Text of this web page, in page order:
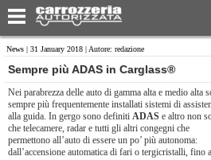
News | 31 January 2018 | Autore: redazione
Sempre più ADAS in Carglass®
Nei parabrezza delle auto di gamma alta e medio alta
sempre più frequentemente installati sistemi di
alla guida. In gergo sono definiti ADAS e altro non
che telecamere, radar e tutti gli altri congegni che
permettono all’auto di essere un po’ più autonoma:
dall’accensione automatica di fari o tergicristalli, fino